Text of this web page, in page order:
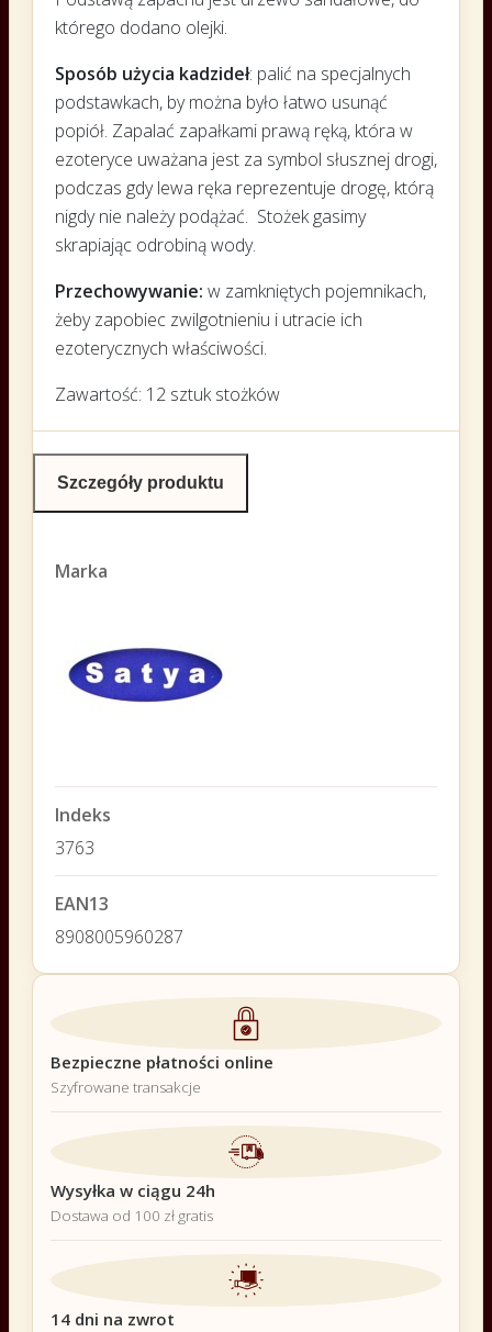
którego dodano olejki.
Sposób użycia kadzideł: palić na specjalnych
podstawkach, by można było łatwo usunąć
popiół. Zapalać zapałkami prawą ręką, która w
ezoteryce uważana jest za symbol słusznej drogi,
podczas gdy lewa ręka reprezentuje drogę, którą
nigdy nie należy podążać. Stożek gasimy
skrapiając odrobiną wody.
Przechowywanie: w zamkniętych pojemnikach,
żeby zapobiec zwilgotnieniu i utracie ich
ezoterycznych właściwości.
Zawartość: 12 sztuk stożków
Szczegóły produktu
Marka
Indeks
3763
EAN13
8908005960287
Bezpieczne płatności online
Szyfrowane transakcje
Wysyłka w ciągu 24h
Dostawa od 100 zł gratis
14 dni na zwrot